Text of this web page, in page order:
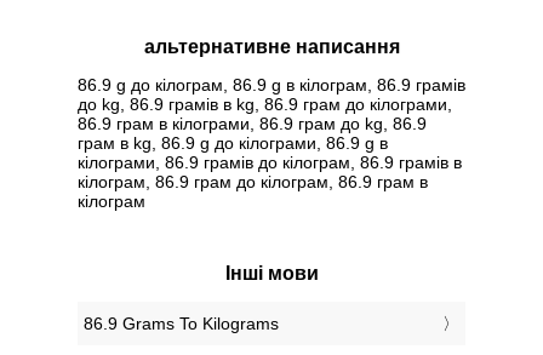
альтернативне написання
86.9 g до кілограм, 86.9 g в кілограм, 86.9 грамів
до kg, 86.9 грамів в kg, 86.9 грам до кілограми,
86.9 грам в кілограми, 86.9 грам до kg, 86.9
грам в kg, 86.9 g до кілограми, 86.9 g в
кілограми, 86.9 грамів до кілограм, 86.9 грамів в
кілограм, 86.9 грам до кілограм, 86.9 грам в
кілограм
Інші мови
‎86.9 Grams To Kilograms